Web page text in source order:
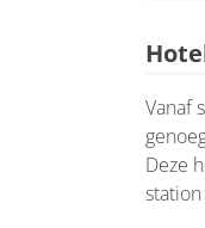
Vanaf
Deze
station